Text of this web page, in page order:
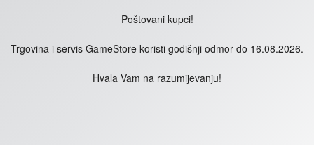
Poštovani kupci!
Trgovina i servis GameStore koristi godišnji odmor do 16.08.2026.
Hvala Vam na razumijevanju!